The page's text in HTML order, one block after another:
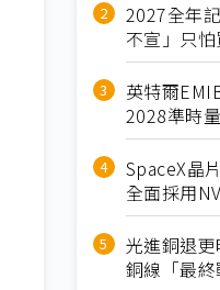
2027全年
不宣」只
英特爾
2028準時
SpaceX晶
全面採用
光進銅退
銅線「最終